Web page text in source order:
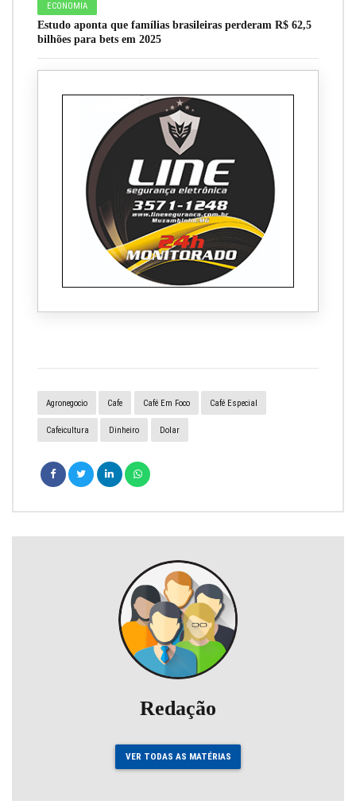
ECONOMIA
Estudo aponta que famílias brasileiras perderam R$ 62,5
bilhões para bets em 2025
Agronegocio Cafe Café Em Foco Café Especial
Cafeicultura Dinheiro Dolar
Redação
VER TODAS AS MATÉRIAS